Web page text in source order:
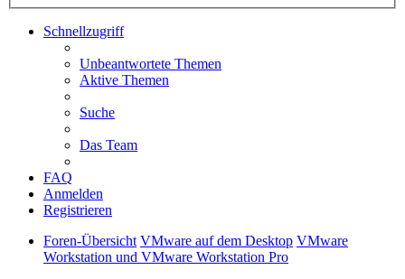
Schnellzugriff
Unbeantwortete Themen
Aktive Themen
Suche
Das Team
FAQ
Anmelden
Registrieren
Foren-Übersicht VMware auf dem Desktop VMware
Workstation und VMware Workstation Pro